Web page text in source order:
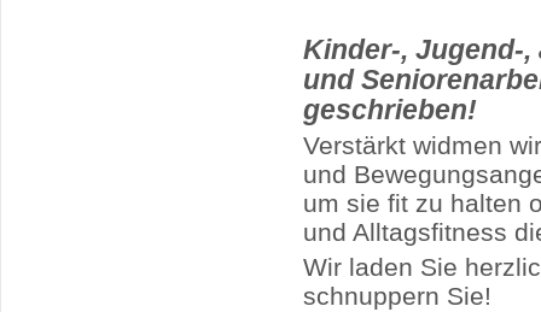
Kinder-, Jugend-,
und
geschrieben!
Verstärkt widmen
und
um sie fit zu halten
und Alltagsfitness
Wir laden Sie
schnuppern Sie!